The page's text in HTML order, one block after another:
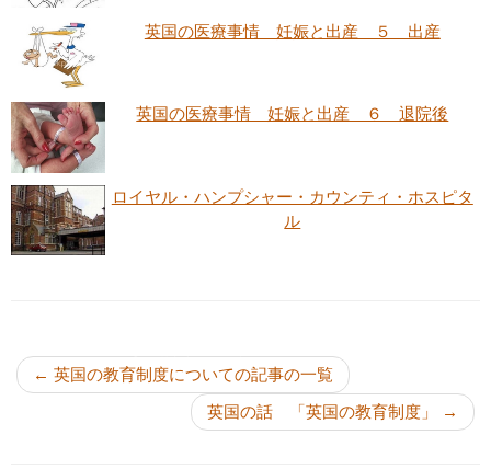
英国の医療事情 妊娠と出産 ５ 出産
英国の医療事情 妊娠と出産 ６ 退院後
ロイヤル・ハンプシャー・カウンティ・ホスピタ
ル
← 英国の教育制度についての記事の一覧
英国の話 「英国の教育制度」
→